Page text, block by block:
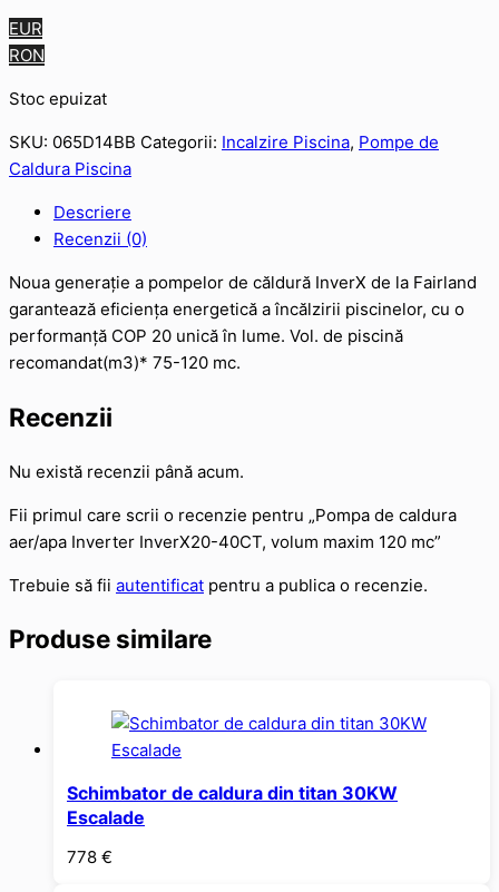
EUR
RON
Stoc epuizat
SKU: 065D14BB Categorii: Incalzire Piscina, Pompe de
Caldura Piscina
Descriere
Recenzii (0)
Noua generație a pompelor de căldură InverX de la Fairland
garantează eficiența energetică a încălzirii piscinelor, cu o
performanță COP 20 unică în lume. Vol. de piscină
recomandat(m3)* 75-120 mc.
Recenzii
Nu există recenzii până acum.
Fii primul care scrii o recenzie pentru „Pompa de caldura
aer/apa Inverter InverX20-40CT, volum maxim 120 mc”
Trebuie să fii autentificat pentru a publica o recenzie.
Produse similare
Schimbator de caldura din titan 30KW
Escalade
778 €